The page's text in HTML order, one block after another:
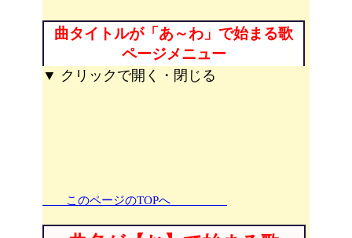
曲タイトルが「あ～わ」で始まる歌
ページメニュー
▼ クリックで開く・閉じる
このページのTOPへ